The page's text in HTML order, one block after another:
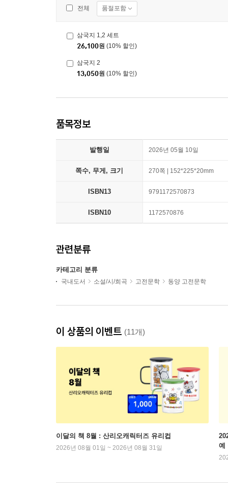
전체 품절포함
삼국지 1,2 세트
26,100원 (10% 할인)
삼국지 2
13,050원 (10% 할인)
품목정보
발행일 2026년 05월 10일
쪽수, 무게, 크기 270쪽 | 152*225*20mm
ISBN13 9791172570873
ISBN10 1172570876
관련분류
카테고리 분류
국내도서 소설/시/희곡 고전문학 동양 고전문학
이 상품의 이벤트 (11개)
이달의 책 8월 : 산리오캐릭터즈 유리컵
2026년 08월 01일 ~ 2026년 08월 31일
예